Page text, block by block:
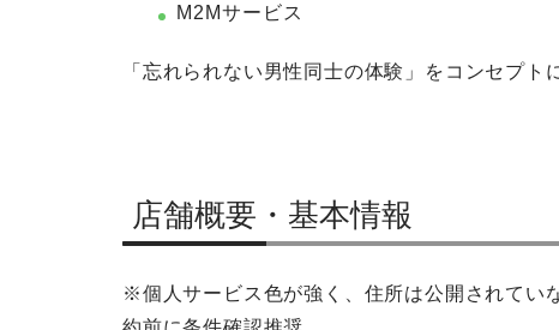
M2Mサービス
「忘れられない男性同士の体験」をコンセプト
店舗概要・基本情報
※個人サービス色が強く、住所は公開されてい